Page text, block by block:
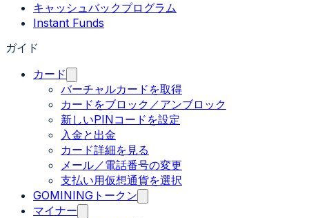
キャッシュバックプログラム
Instant Funds
ガイド
カード
バーチャルカードを取得
カードをブロック／アンブロック
新しいPINコードを設定
入金と出金
カード詳細を見る
メール／電話番号の変更
支払い用仮想通貨を選択
GOMININGトークン
マイナー